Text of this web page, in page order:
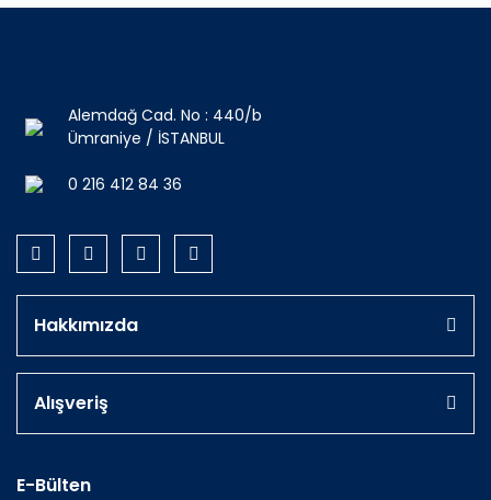
Alemdağ Cad. No : 440/b
Ümraniye / İSTANBUL
0 216 412 84 36
Hakkımızda
Alışveriş
E-Bülten